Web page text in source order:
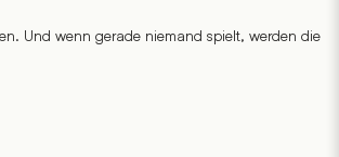
Und wenn gerade niemand spielt, werden die